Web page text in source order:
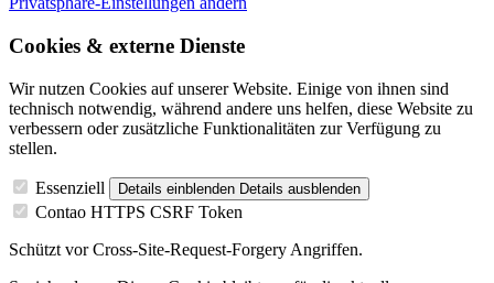
Cookies & externe Dienste
Wir nutzen Cookies auf unserer Website. Einige von ihnen sind
technisch notwendig, während andere uns helfen, diese Website zu
verbessern oder zusätzliche Funktionalitäten zur Verfügung zu
stellen.
Essenziell Details einblenden Details ausblenden
Contao HTTPS CSRF Token
Schützt vor Cross-Site-Request-Forgery Angriffen.